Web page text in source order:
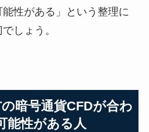
性がある」という整理に
しょう。
暗号通貨CFDが合わ
能性がある人